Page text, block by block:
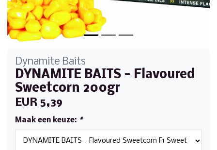
Dynamite Baits
DYNAMITE BAITS - Flavoured
Sweetcorn 200gr
EUR 5,39
Maak een keuze: *